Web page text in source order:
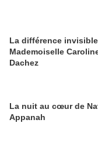
La différence
Mademoiselle
Dachez
La nuit au cœur de
Appanah